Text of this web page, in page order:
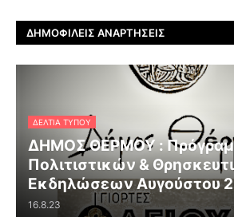
ΔΗΜΟΦΙΛΕΊΣ ΑΝΑΡΤΉΣΕΙΣ
ΔΕΛΤΊΑ ΤΎΠΟΥ
ΔΗΜΟΣ ΘΕΡΜΟΥ :
Πολιτιστικών &
Εκδηλώσεων Αυγούστου
16.8.23